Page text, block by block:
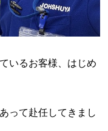
いるお客様、はじめ
って赴任してきまし